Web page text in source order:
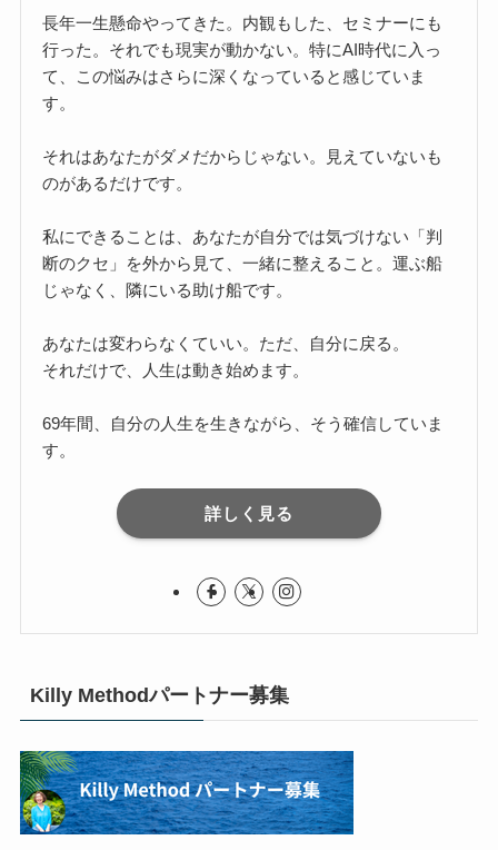
長年一生懸命やってきた。内観もした、セミナーにも
行った。それでも現実が動かない。特にAI時代に入っ
て、この悩みはさらに深くなっていると感じていま
す。
それはあなたがダメだからじゃない。見えていないも
のがあるだけです。
私にできることは、あなたが自分では気づけない「判
断のクセ」を外から見て、一緒に整えること。運ぶ船
じゃなく、隣にいる助け船です。
あなたは変わらなくていい。ただ、自分に戻る。
それだけで、人生は動き始めます。
69年間、自分の人生を生きながら、そう確信していま
す。
詳しく見る
Killy Methodパートナー募集